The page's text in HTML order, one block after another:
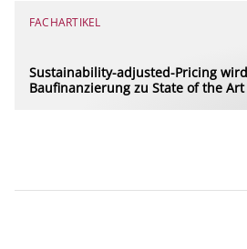
FACHARTIKEL
Sustainability-adjusted-Pricing
Baufinanzierung zu State of the Art